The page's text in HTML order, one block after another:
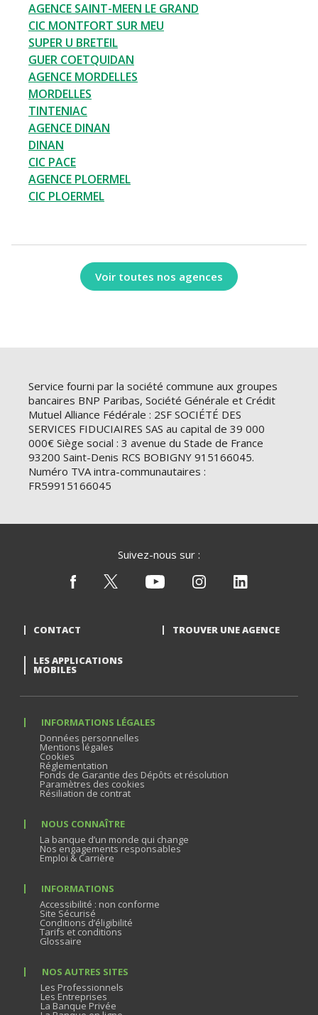
AGENCE SAINT-MEEN LE GRAND
CIC MONTFORT SUR MEU
SUPER U BRETEIL
GUER COETQUIDAN
AGENCE MORDELLES
MORDELLES
TINTENIAC
AGENCE DINAN
DINAN
CIC PACE
AGENCE PLOERMEL
CIC PLOERMEL
Voir toutes nos agences
Service fourni par la société commune aux groupes
bancaires BNP Paribas, Société Générale et Crédit
Mutuel Alliance Fédérale : 2SF SOCIÉTÉ DES
SERVICES FIDUCIAIRES SAS au capital de 39 000
000€ Siège social : 3 avenue du Stade de France
93200 Saint-Denis RCS BOBIGNY 915166045.
Numéro TVA intra-communautaires :
FR59915166045
Suivez-nous sur :
CONTACT TROUVER UNE AGENCE
LES APPLICATIONS
MOBILES
INFORMATIONS LÉGALES
Données personnelles
Mentions légales
Cookies
Réglementation
Fonds de Garantie des Dépôts et résolution
Paramètres des cookies
Résiliation de contrat
NOUS CONNAÎTRE
La banque d’un monde qui change
Nos engagements responsables
Emploi & Carrière
INFORMATIONS
Accessibilité : non conforme
Site Sécurisé
Conditions d’éligibilité
Tarifs et conditions
Glossaire
NOS AUTRES SITES
Les Professionnels
Les Entreprises
La Banque Privée